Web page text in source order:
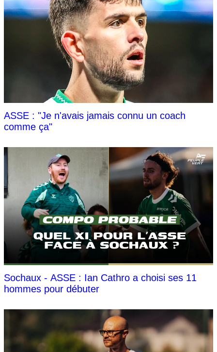
ASSE : "Je n'avais jamais connu un coach
comme ça"
Sochaux - ASSE : Ian Cathro a choisi ses 11
hommes pour débuter